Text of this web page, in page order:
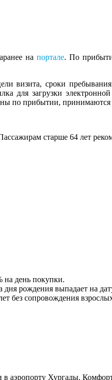
на портале. По
визита, сроки
для загрузки
по прибытии, принимаются
старше 64 лет
на день покупки.
рождения выпадает на
без сопровождения
аэропорту Хургады.